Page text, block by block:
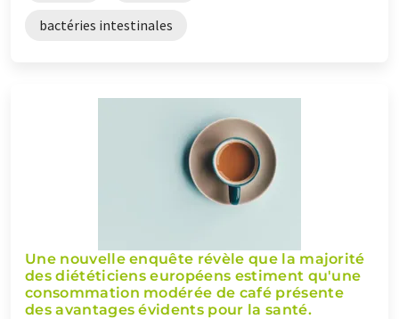
bactéries intestinales
Une nouvelle enquête révèle que la majorité
des diététiciens européens estiment qu'une
consommation modérée de café présente
des avantages évidents pour la santé.